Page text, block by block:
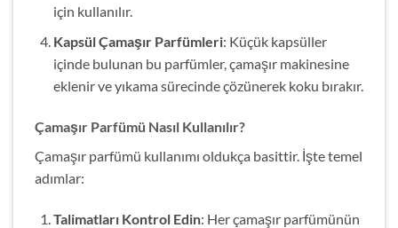
için kullanılır.
Kapsül Çamaşır Parfümleri: Küçük kapsüller
içinde bulunan bu parfümler, çamaşır makinesine
eklenir ve yıkama sürecinde çözünerek koku bırakır.
Çamaşır Parfümü Nasıl Kullanılır?
Çamaşır parfümü kullanımı oldukça basittir. İşte temel
adımlar:
Talimatları Kontrol Edin: Her çamaşır parfümünün